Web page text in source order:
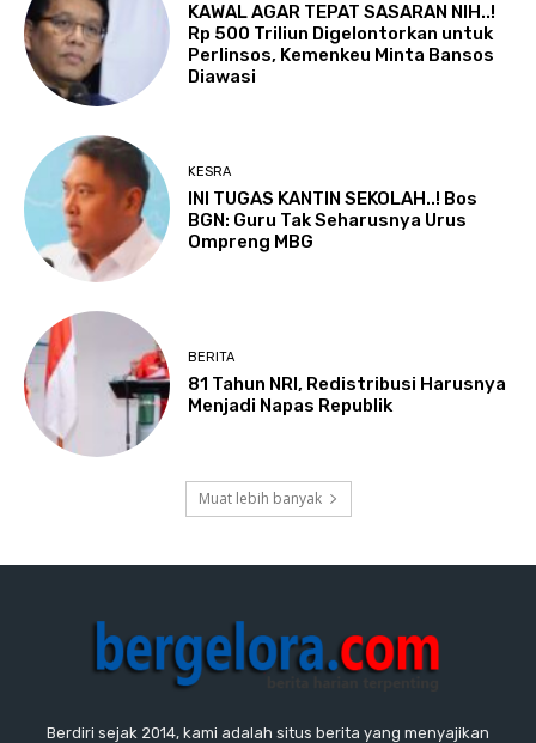
KAWAL AGAR TEPAT SASARAN NIH..!
Rp 500 Triliun Digelontorkan untuk
Perlinsos, Kemenkeu Minta Bansos
Diawasi
KESRA
INI TUGAS KANTIN SEKOLAH..! Bos
BGN: Guru Tak Seharusnya Urus
Ompreng MBG
BERITA
81 Tahun NRI, Redistribusi Harusnya
Menjadi Napas Republik
Muat lebih banyak
Berdiri sejak 2014, kami adalah situs berita yang menyajikan